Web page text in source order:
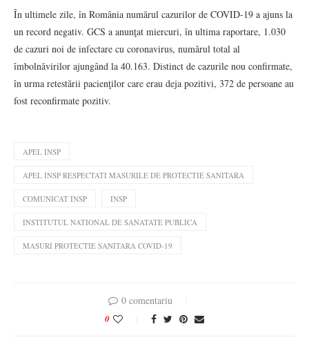
În ultimele zile, în România numărul cazurilor de COVID-19 a ajuns la
un record negativ. GCS a anunţat miercuri, în ultima raportare, 1.030
de cazuri noi de infectare cu coronavirus, numărul total al
îmbolnăvirilor ajungând la 40.163. Distinct de cazurile nou confirmate,
în urma retestării pacienţilor care erau deja pozitivi, 372 de persoane au
fost reconfirmate pozitiv.
APEL INSP
APEL INSP RESPECTATI MASURILE DE PROTECTIE SANITARA
COMUNICAT INSP INSP
INSTITUTUL NATIONAL DE SANATATE PUBLICA
MASURI PROTECTIE SANITARA COVID-19
0 comentariu
0